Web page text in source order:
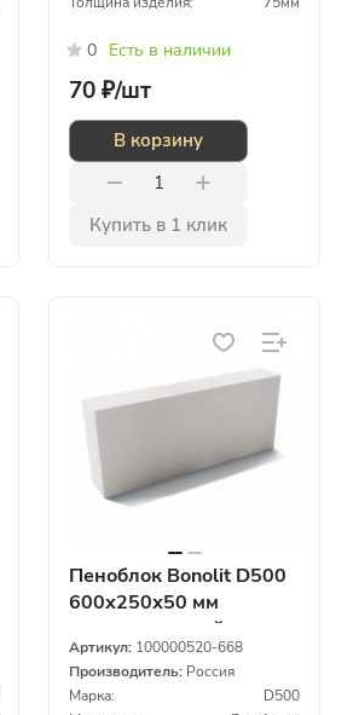
0 Есть в наличии
70 ₽/шт
В корзину
Купить в 1 клик
Пеноблок Bonolit D500
600х250х50 мм
газосиликатный
Артикул: 100000520-668
Производитель: Россия
Марка:
D500